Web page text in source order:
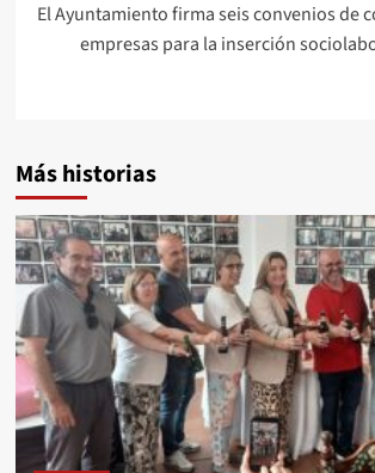
El Ayuntamiento firma seis convenios de
empresas para la inserción
Más historias